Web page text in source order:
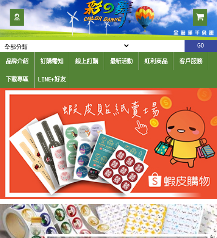
品牌介紹 訂購需知 線上訂購 最新活動 紅利商品 客戶服務
下載專區 LINE+好友